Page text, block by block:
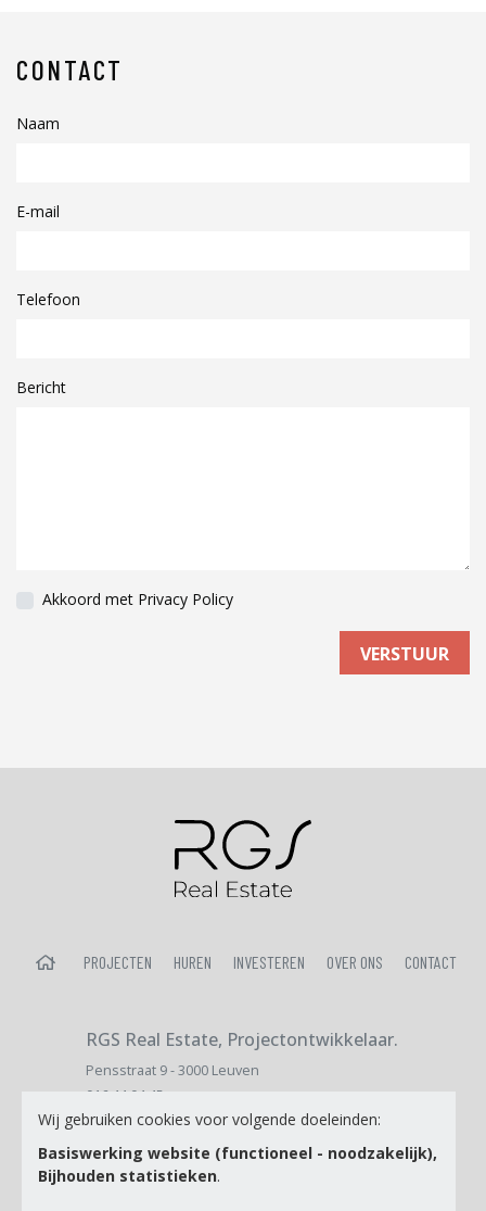
CONTACT
Naam
E-mail
Telefoon
Bericht
Akkoord met Privacy Policy
HOME PROJECTEN HUREN INVESTEREN OVER ONS CONTACT
RGS Real Estate, Projectontwikkelaar.
Pensstraat 9 - 3000 Leuven
016 44 04 45
sales@immopatrimo.be
Wij gebruiken cookies voor volgende doeleinden:
Basiswerking website (functioneel - noodzakelijk),
Bijhouden statistieken.